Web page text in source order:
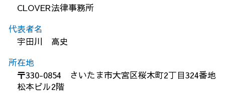
CLOVER法律事務所
代表者名
宇田川 高史
所在地
〒330-0854 さいたま市大宮区桜木町2丁目324番地
松本ビル2階